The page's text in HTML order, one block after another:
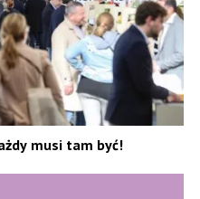
musi tam być!